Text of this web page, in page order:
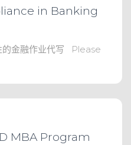
in Banking
的金融作业代写 Please
MBA Program